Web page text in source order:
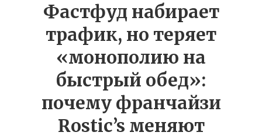
Фастфуд набирает
трафик, но теряет
«монополию на
быстрый обед»:
почему франчайзи
Rostic’s меняют